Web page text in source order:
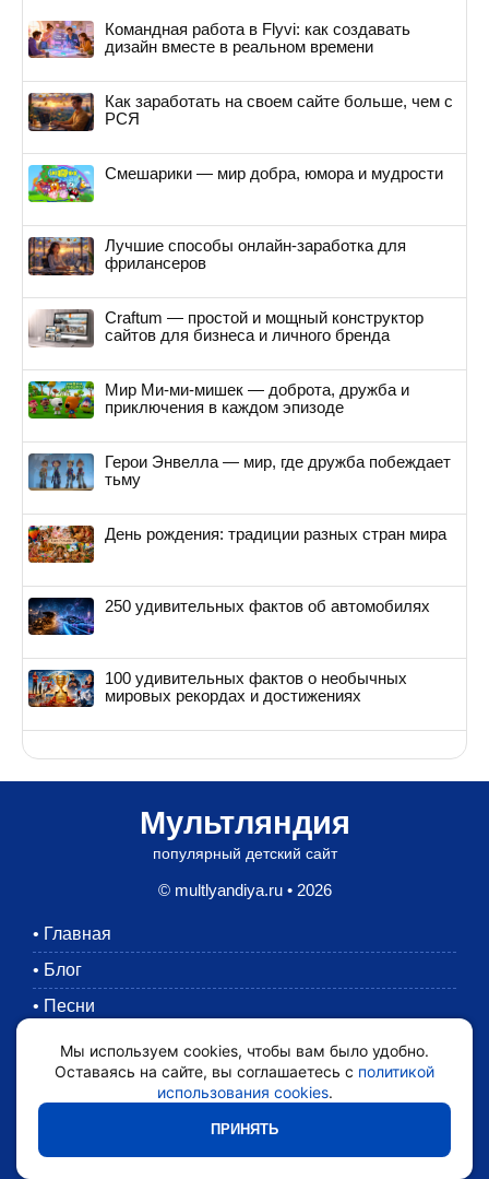
Командная работа в Flyvi: как создавать
дизайн вместе в реальном времени
Как заработать на своем сайте больше, чем с
РСЯ
Смешарики — мир добра, юмора и мудрости
Лучшие способы онлайн-заработка для
фрилансеров
Craftum — простой и мощный конструктор
сайтов для бизнеса и личного бренда
Мир Ми-ми-мишек — доброта, дружба и
приключения в каждом эпизоде
Герои Энвелла — мир, где дружба побеждает
тьму
День рождения: традиции разных стран мира
250 удивительных фактов об автомобилях
100 удивительных фактов о необычных
мировых рекордах и достижениях
Мультляндия
популярный детский сайт
© multlyandiya.ru • 2026
• Главная
• Блог
• Песни
Раскраски
Картинки
•
•
Мы используем cookies, чтобы вам было удобно.
Оставаясь на сайте, вы соглашаетесь с политикой
использования cookies.
ПРИНЯТЬ